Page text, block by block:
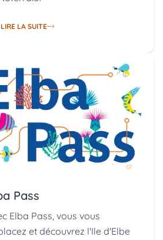
LIRE LA SUITE
Pass
Elba Pass, vous vous
et découvrez l'Ile d'Elbe